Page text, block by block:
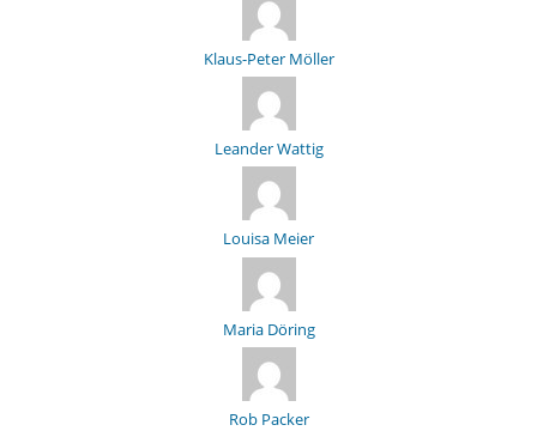
Klaus-Peter Möller
Leander Wattig
Louisa Meier
Maria Döring
Rob Packer